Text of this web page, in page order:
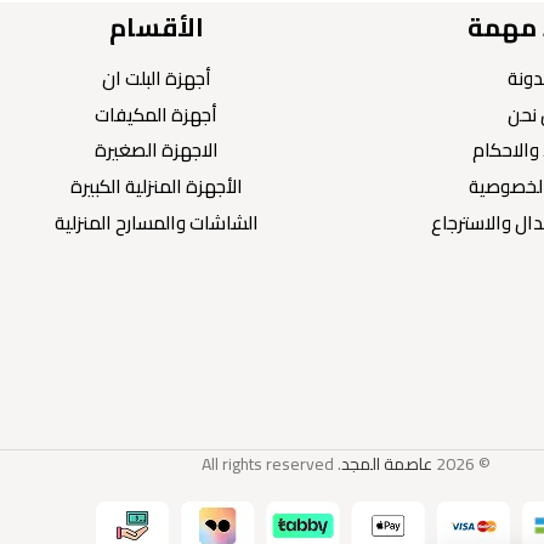
مهمة
والاسترجاع
الأقسام
أجهزة البلت ان
أجهزة المكيفات
الاجهزة الصغيرة
الأجهزة المنزلية الكبيرة
الشاشات والمسارح المنزلية
© 2026 عاصمة المجد. All rights reserved